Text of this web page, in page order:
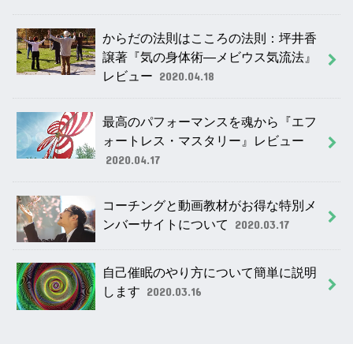
からだの法則はこころの法則：坪井香
譲著『気の身体術―メビウス気流法』
レビュー 2020.04.18
最高のパフォーマンスを魂から『エフ
ォートレス・マスタリー』レビュー
2020.04.17
コーチングと動画教材がお得な特別メ
ンバーサイトについて
2020.03.17
自己催眠のやり方について簡単に説明
します 2020.03.16